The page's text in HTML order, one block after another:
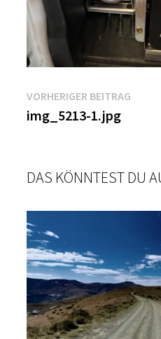
VORHERIGER BEITRAG
img_5213-1.jpg
DAS KÖNNTEST DU